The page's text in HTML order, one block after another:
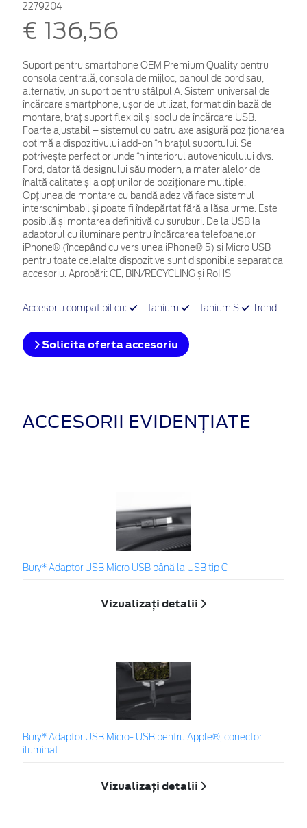
2279204
€ 136,56
Suport pentru smartphone OEM Premium Quality pentru
consola centrală, consola de mijloc, panoul de bord sau,
alternativ, un suport pentru stâlpul A. Sistem universal de
încărcare smartphone, ușor de utilizat, format din bază de
montare, braț suport flexibil și soclu de încărcare USB.
Foarte ajustabil – sistemul cu patru axe asigură poziționarea
optimă a dispozitivului add-on în brațul suportului. Se
potrivește perfect oriunde în interiorul autovehiculului dvs.
Ford, datorită designului său modern, a materialelor de
înaltă calitate și a opțiunilor de poziționare multiple.
Opțiunea de montare cu bandă adezivă face sistemul
interschimbabil și poate fi îndepărtat fără a lăsa urme. Este
posibilă și montarea definitivă cu șuruburi. De la USB la
adaptorul cu iluminare pentru încărcarea telefoanelor
iPhone® (începând cu versiunea iPhone® 5) și Micro USB
pentru toate celelalte dispozitive sunt disponibile separat ca
accesoriu. Aprobări: CE, BIN/RECYCLING și RoHS
Accesoriu compatibil cu: Titanium Titanium S Trend
Solicita oferta accesoriu
ACCESORII EVIDENȚIATE
Bury* Adaptor USB Micro USB până la USB tip C
Vizualizați detalii
Bury* Adaptor USB Micro- USB pentru Apple®, conector
iluminat
Vizualizați detalii